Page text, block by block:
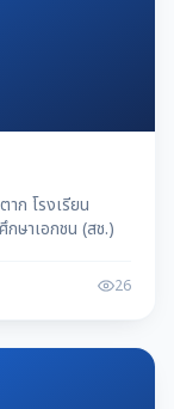
ก โรงเรียน
ษาเอกชน (สช.)
26